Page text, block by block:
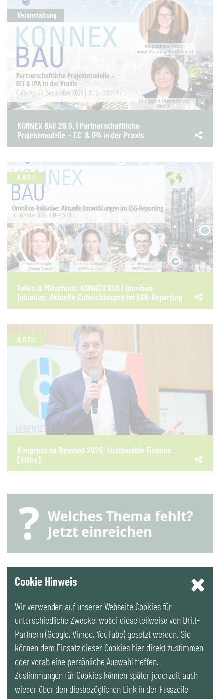
Veranstaltung
KONNEX BAU 29.9. | Partnerschaftliche
Projektmodelle – ECI & IPA in der Praxis
K.O.P.T.
Folien & Mitschnitt: KONNEX BAU | Omnibus-
Initiative: Aktuelle Entwicklungen im ESG-Reporting
K.O.P.T.
Kongress on Demand 2025: Sustainable Finance
[Video]
YouTube
LinkedIn
Newsletter
Cookie Hinweis
Wir verwenden auf unserer Webseite Cookies für
unterschiedliche Zwecke, wobei diese teilweise von Dritt-
Partnern (Google, Vimeo, YouTube) gesetzt werden. Sie
können dem Einsatz dieser Cookies hier direkt zustimmen
oder vorab eine persönliche Auswahl treffen.
Zustimmungen für Cookies können später jederzeit auch
wieder über den diesbezüglichen Link in der Fusszeile